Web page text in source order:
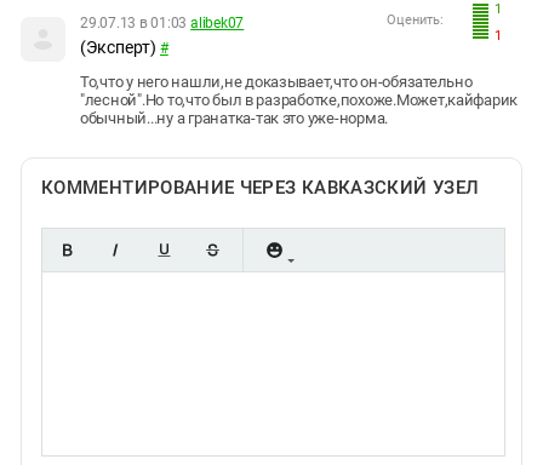
1
1
Оценить:
29.07.13 в 01:03 alibek07
(Эксперт) #
То,что у него нашли,не доказывает,что он-обязательно
"лесной".Но то,что был в разработке,похоже.Может,кайфарик
обычный...ну а гранатка-так это уже-норма.
КОММЕНТИРОВАНИЕ ЧЕРЕЗ КАВКАЗСКИЙ УЗЕЛ